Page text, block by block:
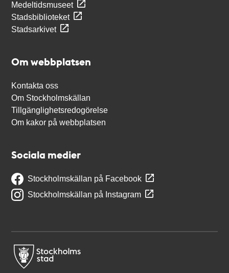
Medeltidsmuseet
Stadsbiblioteket
Stadsarkivet
Om webbplatsen
Kontakta oss
Om Stockholmskällan
Tillgänglighetsredogörelse
Om kakor på webbplatsen
Sociala medier
Stockholmskällan på Facebook
Stockholmskällan på Instagram